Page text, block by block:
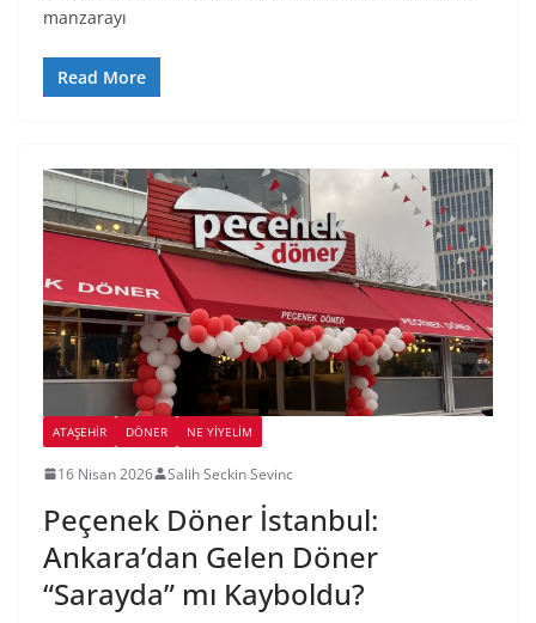
manzarayı
Read More
ATAŞEHIR DÖNER NE YİYELİM
16 Nisan 2026 Salih Seckin Sevinc
Peçenek Döner İstanbul:
Ankara’dan Gelen Döner
“Sarayda” mı Kayboldu?